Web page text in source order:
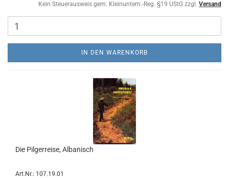
Kein Steuerausweis gem. Kleinuntern.-Reg. §19 UStG zzgl. Versand
IN DEN WARENKORB
Die Pilgerreise, Albanisch
Art.Nr.: 107.19.01